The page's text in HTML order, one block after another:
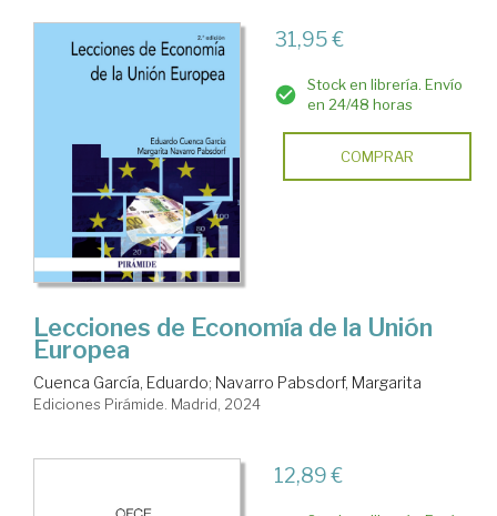
31,95 €
Stock en librería. Envío
en 24/48 horas
COMPRAR
Lecciones de Economía de la Unión
Europea
Cuenca García, Eduardo; Navarro Pabsdorf, Margarita
Ediciones Pirámide. Madrid, 2024
12,89 €